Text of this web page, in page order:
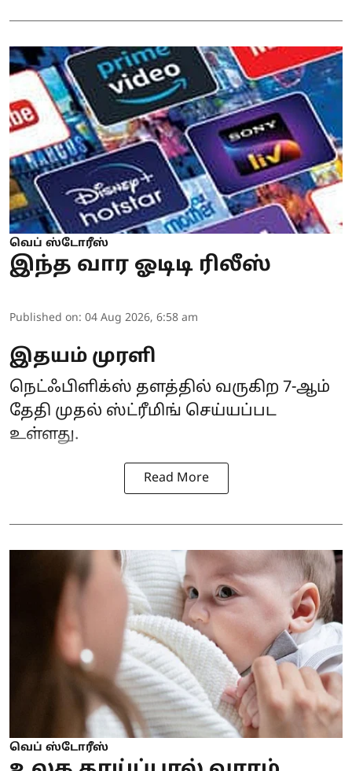
வெப் ஸ்டோரீஸ்
இந்த வார ஓடிடி ரிலீஸ்
Published on: 04 Aug 2026, 6:58 am
இதயம் முரளி
நெட்ஃபிளிக்ஸ் தளத்தில் வருகிற 7-ஆம்
தேதி முதல் ஸ்ட்ரீமிங் செய்யப்பட
உள்ளது.
Read More
வெப் ஸ்டோரீஸ்